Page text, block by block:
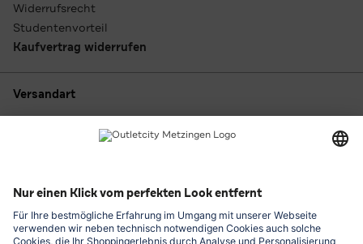
Widerrufsrecht
Studentenvorteil
Kaufvertrag widerrufen
Versandart